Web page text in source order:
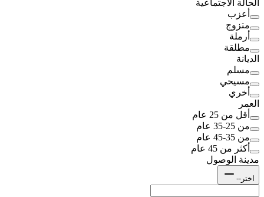
الحالة الاجتماعية
أعزب
متزوج
أرملة
مطلقة
الديانة
مسلم
مسيحي
أخري
العمر
أقل من 25 عام
من 25-35 عام
من 35-45 عام
أكثر من 45 عام
مدينة الوصول
اختر--